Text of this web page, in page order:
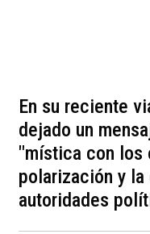
En su reciente
dejado un
"mística con los
polarización y
autoridades